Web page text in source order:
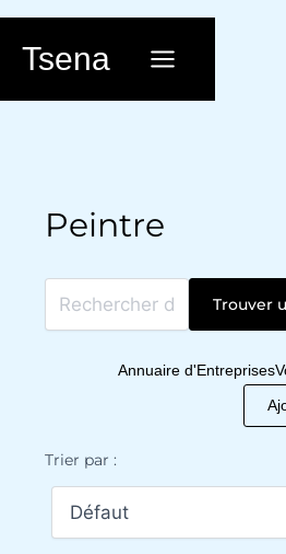
Aller
contenu
Tsena
Peintre
Annuaire d'Entreprises
Trier par :